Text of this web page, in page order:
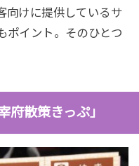
向けに提供しているサ
ポイント。そのひとつ
府散策きっぷ」